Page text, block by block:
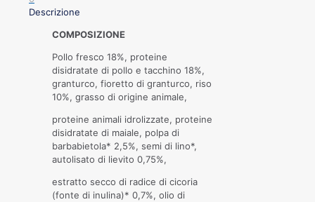
Descrizione
COMPOSIZIONE
Pollo fresco 18%, proteine
disidratate di pollo e tacchino 18%,
granturco, fioretto di granturco, riso
10%, grasso di origine animale,
proteine animali idrolizzate, proteine
disidratate di maiale, polpa di
barbabietola* 2,5%, semi di lino*,
autolisato di lievito 0,75%,
estratto secco di radice di cicoria
(fonte di inulina)* 0,7%, olio di